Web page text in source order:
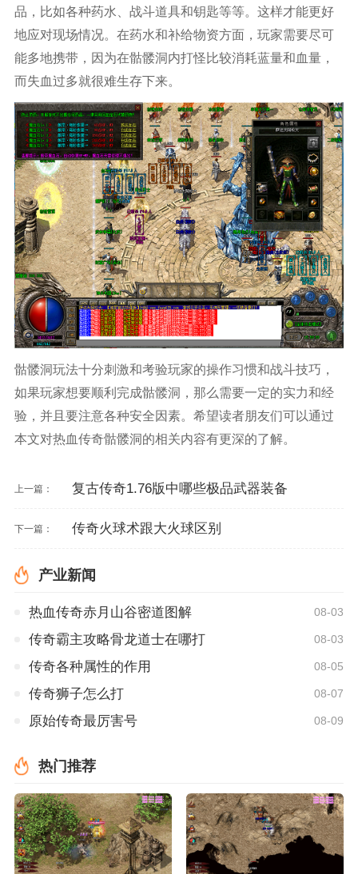
品，比如各种药水、战斗道具和钥匙等等。这样才能更好
地应对现场情况。在药水和补给物资方面，玩家需要尽可
能多地携带，因为在骷髅洞内打怪比较消耗蓝量和血量，
而失血过多就很难生存下来。
骷髅洞玩法十分刺激和考验玩家的操作习惯和战斗技巧，
如果玩家想要顺利完成骷髅洞，那么需要一定的实力和经
验，并且要注意各种安全因素。希望读者朋友们可以通过
本文对热血传奇骷髅洞的相关内容有更深的了解。
上一篇： 复古传奇1.76版中哪些极品武器装备
下一篇： 传奇火球术跟大火球区别
产业新闻
热血传奇赤月山谷密道图解 08-03
传奇霸主攻略骨龙道士在哪打 08-03
传奇各种属性的作用 08-05
传奇狮子怎么打 08-07
原始传奇最厉害号 08-09
热门推荐